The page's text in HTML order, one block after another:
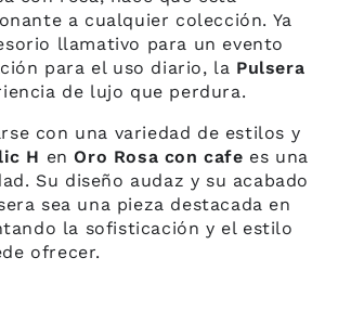
a cualquier colección. Ya
llamativo para un evento
para el uso diario, la Pulsera
de lujo que perdura.
con una variedad de estilos y
H enOro Rosa con cafe es una
Su diseño audaz y su acabado
sea una pieza destacada en
la sofisticación y el estilo
ofrecer.